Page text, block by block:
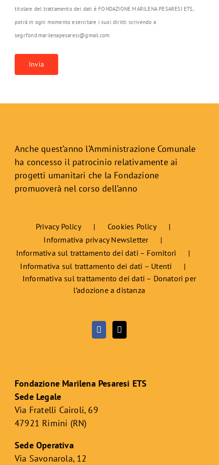
titolare del trattamento dei dati è FONDAZIONE MARILENA PESARESI ETS,
potrà in ogni momento esercitare i suoi diritti scrivendo a
segr.fond.marilenapesaresi@gmail.com.
Anche quest’anno l’Amministrazione Comunale
ha concesso il patrocinio relativamente ai
progetti umanitari che la Fondazione
promuoverà nel corso dell’anno
Privacy Policy
Cookies Policy
Informativa privacy Newsletter
Informativa sul trattamento dei dati – Fornitori
Informativa sul trattamento dei dati – Utenti
Informativa sul trattamento dei dati – Donatori per
l’adozione a distanza
Fondazione Marilena Pesaresi ETS
Sede Legale
Via Fratelli Cairoli, 69
47921 Rimini (RN)
Sede Operativa
Via Savonarola, 12